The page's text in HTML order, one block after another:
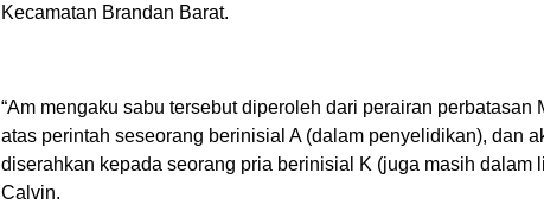
Kecamatan Brandan Barat.
“Am mengaku sabu tersebut diperoleh dari perairan perbatasan
atas perintah seseorang berinisial A (dalam penyelidikan), dan
diserahkan kepada seorang pria berinisial K (juga masih dalam
Calvin.